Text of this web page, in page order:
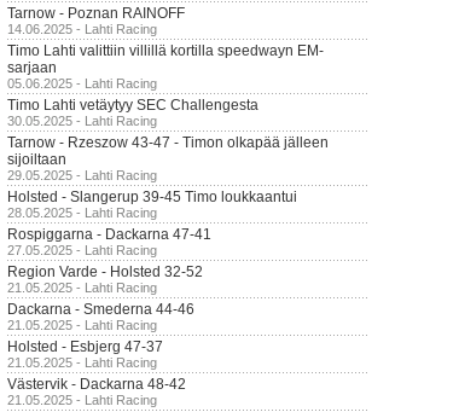
Tarnow - Poznan RAINOFF
14.06.2025 - Lahti Racing
Timo Lahti valittiin villillä kortilla speedwayn EM-
sarjaan
05.06.2025 - Lahti Racing
Timo Lahti vetäytyy SEC Challengesta
30.05.2025 - Lahti Racing
Tarnow - Rzeszow 43-47 - Timon olkapää jälleen
sijoiltaan
29.05.2025 - Lahti Racing
Holsted - Slangerup 39-45 Timo loukkaantui
28.05.2025 - Lahti Racing
Rospiggarna - Dackarna 47-41
27.05.2025 - Lahti Racing
Region Varde - Holsted 32-52
21.05.2025 - Lahti Racing
Dackarna - Smederna 44-46
21.05.2025 - Lahti Racing
Holsted - Esbjerg 47-37
21.05.2025 - Lahti Racing
Västervik - Dackarna 48-42
21.05.2025 - Lahti Racing